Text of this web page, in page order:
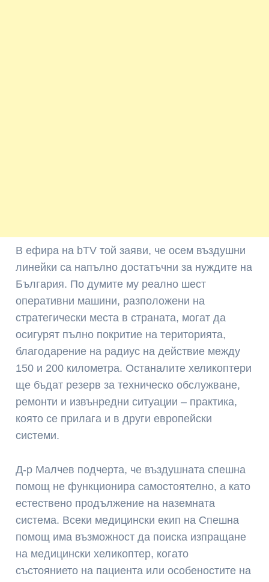
В ефира на bTV той заяви, че осем въздушни
линейки са напълно достатъчни за нуждите на
България. По думите му реално шест
оперативни машини, разположени на
стратегически места в страната, могат да
осигурят пълно покритие на територията,
благодарение на радиус на действие между
150 и 200 километра. Останалите хеликоптери
ще бъдат резерв за техническо обслужване,
ремонти и извънредни ситуации – практика,
която се прилага и в други европейски
системи.
Д-р Малчев подчерта, че въздушната спешна
помощ не функционира самостоятелно, а като
естествено продължение на наземната
система. Всеки медицински екип на Спешна
помощ има възможност да поиска изпращане
на медицински хеликоптер, когато
състоянието на пациента или особеностите на